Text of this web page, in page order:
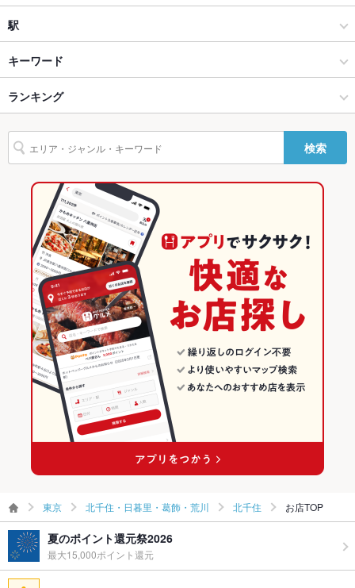
カウンター なし
ソファー なし
貸切
設備
Wi-Fi あり
バリアフリ
あり ：エレベーターあり
駐車場 あり ：80台 ※利用時間分無料！
TV・プロジ
ェクタ
あり
その他設備
ヘアアイロンは、カール用・ストレート用ともにご用意してお
ります！
その他
飲み放題
あり ：ドリンクバーあり★ソフトドリンクは24種以上、スープ
類は7種以上フリーでお楽しみ頂けます。
なし ：パック利用の方はポップコーン食べ放題♪
お子様連れOK ：都条例により、23時以降は保護者同伴の場合
でもご利用頂けません。
ウェディン
グパーティ
ー二次会
－
備考
※初めてご来店の場合は、都条例で身分証のご提示をお願いして
ネットカフェ・漫画喫茶・その他
北千住・日暮里・葛飾・荒川 × カフェ・スイーツ
北千住・日暮里・葛飾・荒川 × ネットカフェ・漫画喫茶・その他
北千住駅 × カフェ・スイーツ
北千住駅 × ネットカフェ・漫画喫茶・その他
北千住
北千住 × カフェ・スイーツ
北千住 × ネットカフェ・漫画喫茶・その他
東京
東京 × カフェ・スイーツ
東京 × ネットカフェ・漫画喫茶・その他
駅
綾瀬駅
北千住駅
千住大橋駅
キーワード
からあげ
ランキング
東京のグルメランキング
東京のカフェ・スイーツランキング
東京のネットカフェ・漫画喫茶・その他ランキング
北千住・日暮里・葛飾・荒川のグルメランキング
北千住・日暮里・葛飾・荒川のカフェ・スイーツランキング
北千住のグルメランキング
北千住のカフェ・スイーツランキング
検索
東京 北千住・日暮里・葛飾・荒川 北千住 お店TOP
夏のポイント還元祭2026
最大15,000ポイント還元